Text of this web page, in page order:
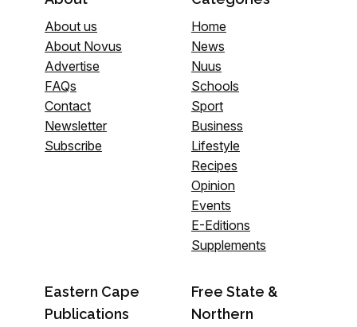
About us
About Novus
Advertise
FAQs
Contact
Newsletter
Subscribe
Home
News
Nuus
Schools
Sport
Business
Lifestyle
Recipes
Opinion
Events
E-Editions
Supplements
Eastern Cape
Publications
Free State &
Northern